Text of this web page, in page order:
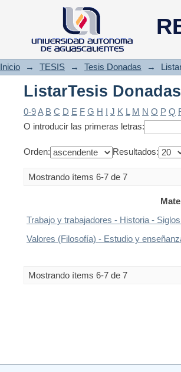
ListarTesis
Inicio → TESIS → Tesis Donadas →
ListarTesis
0-9A B C D E F G H I J K L M N O P Q
O introducir las primeras letras:
Orden: Resultados:
Mostrando ítems 6-7 de 7
Trabajo y trabajadores - Historia -
Valores (Filosofía) - Estudio y
Mostrando ítems 6-7 de 7